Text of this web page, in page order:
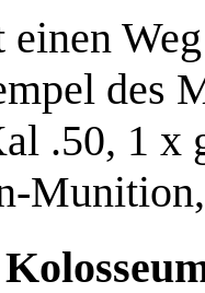
einen
des
.50, 1 x